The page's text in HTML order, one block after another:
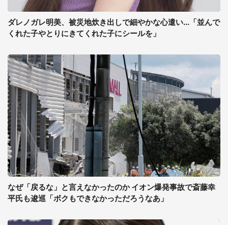
ダレノガレ明美、被災地炊き出しで細やかな心遣い...「並んで
くれた子やとりにきてくれた子にシールを」
なぜ「戻るな」と言えなかったのか イオン爆発事故で斎藤幸
平氏も逡巡「ボクもできなかっただろうなあ」